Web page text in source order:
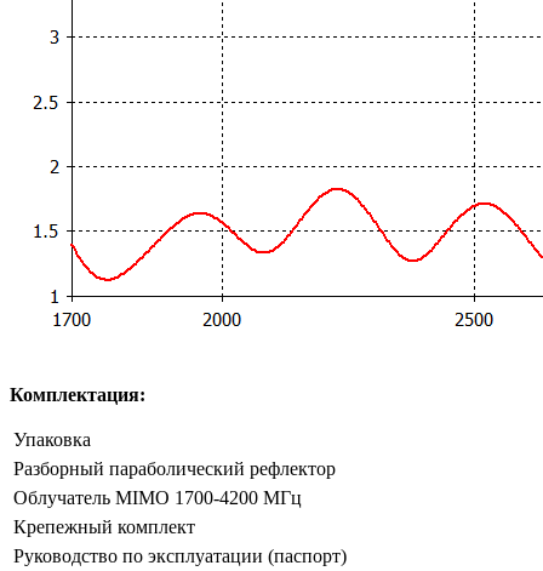
Комплектация:
Упаковка
Разборный параболический рефлектор
Облучатель MIMO 1700-4200 МГц
Крепежный комплект
Руководство по эксплуатации (паспорт)